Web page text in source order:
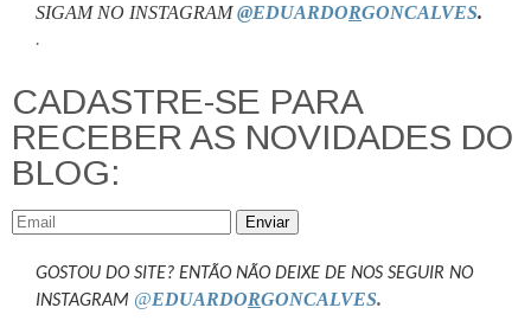
SIGAM NO INSTAGRAM@EDUARDORGONCALVES.
.
CADASTRE-SE PARA
RECEBER AS NOVIDADES DO
BLOG:
Enviar
GOSTOU DO SITE? ENTÃO NÃO DEIXE DE NOS SEGUIR NO
INSTAGRAM @EDUARDORGONCALVES.